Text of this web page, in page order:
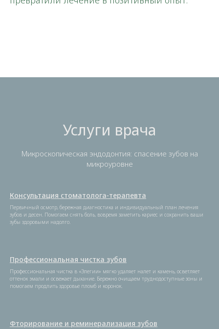
Услуги врача
Микроскопическая эндодонтия: спасение зубов на
микроуровне
Консультация стоматолога-терапевта
Первичный осмотр, бережная диагностика и индивидуальный план лечения
зубов и десен. Помогаем снять боль, вовремя заметить кариес и сохранить ваши
зубы здоровыми надолго.
Профессиональная чистка зубов
Профессиональная чистка в «Элегии» мягко удаляет налет и камень, осветляет
оттенок эмали и освежает дыхание. Бережно очищаем труднодоступные зоны и
помогаем продлить здоровье пломб и коронок.
Фторирование и реминерализация зубов